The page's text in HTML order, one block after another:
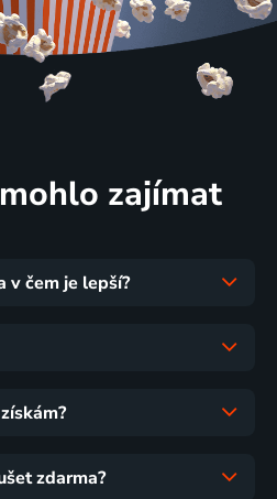
zajímat
v čem je lepší?
zdarma?